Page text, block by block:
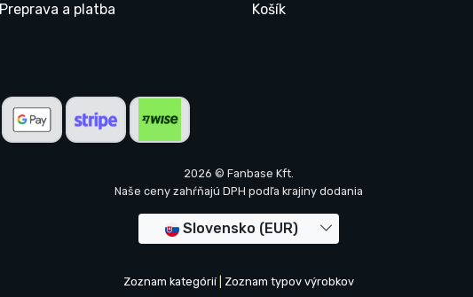
Preprava a platba
Košík
2026 © Fanbase Kft.
Naše ceny zahŕňajú DPH podľa krajiny dodania
Slovensko (EUR)
Zoznam kategórií| Zoznam typov výrobkov